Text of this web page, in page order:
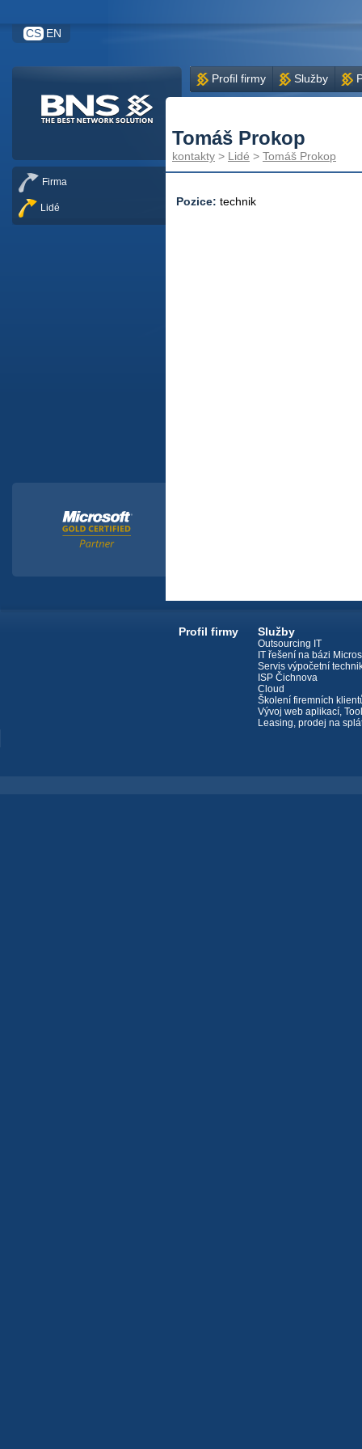
CS EN
Profil firmy Služby
Tomáš Prokop
kontakty > Lidé > Tomáš Prokop
Pozice: technik
Firma
Lidé
Profil firmy Služby
Outsourcing IT
IT řešení na bázi
Servis výpočetní
ISP Čichnova
Cloud
Školení firemních
Vývoj web aplikací,
Leasing, prodej na